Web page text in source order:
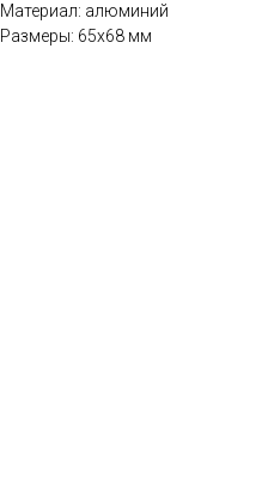
Материал: алюминий
Размеры: 65x68 мм